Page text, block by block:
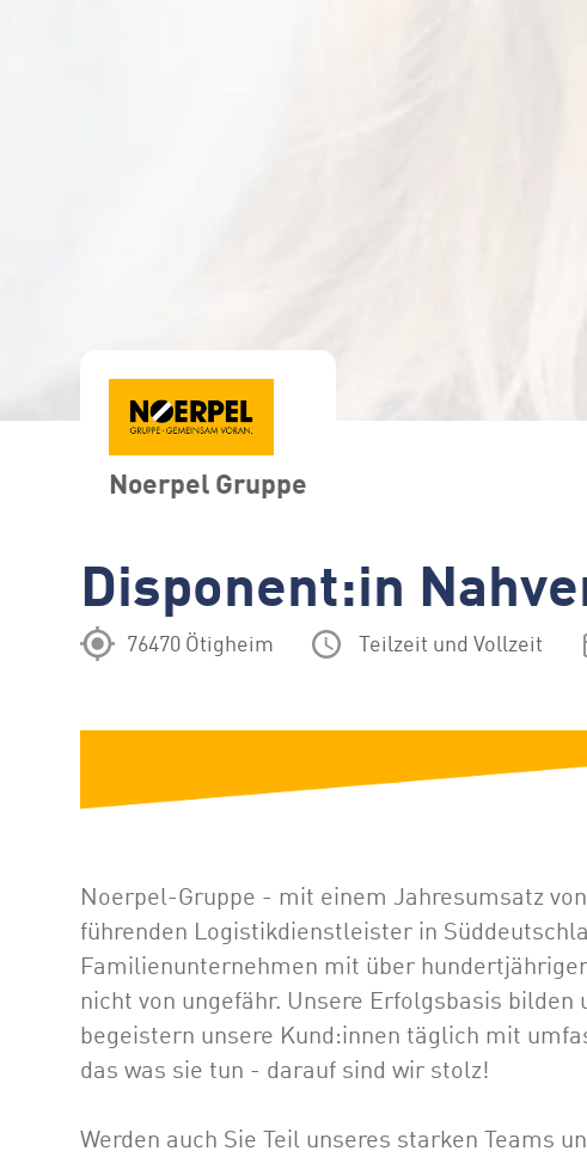
Noerpel Gruppe
Disponent:in
76470 Ötigheim Teilzeit und Vollzeit
Noerpel-Gruppe - mit einem Jahresumsatz
führenden Logistikdienstleister in
Familienunternehmen mit über
nicht von ungefähr. Unsere Erfolgsbasis bilden
begeistern unsere Kund:innen täglich mit
das was sie tun - darauf sind wir stolz!
Werden auch Sie Teil unseres starken Teams